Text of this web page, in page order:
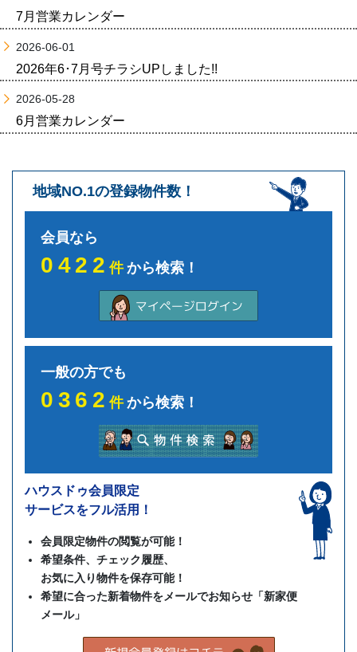
7月営業カレンダー
2026-06-01
2026年6･7月号チラシUPしました!!
2026-05-28
6月営業カレンダー
地域NO.1の登録物件数！
会員なら
0422件から検索！
一般の方でも
0362件から検索！
ハウスドゥ会員限定
サービスをフル活用！
会員限定物件の閲覧が可能！
希望条件、チェック履歴、
お気に入り物件を保存可能！
希望に合った新着物件をメールでお知らせ「新家便
メール」